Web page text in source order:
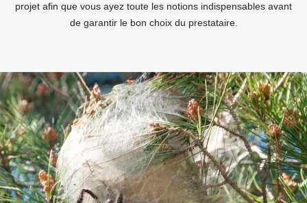
projet afin que vous ayez toute les notions indispensables avant
de garantir le bon choix du prestataire.